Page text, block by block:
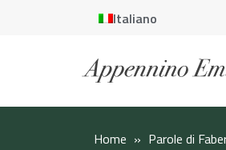
Italiano
Home » Parole di